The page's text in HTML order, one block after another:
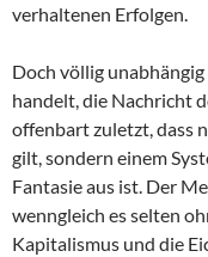
verhaltenen Erfolgen.
Doch völlig unabhängig
handelt, die Nachricht
offenbart zuletzt, dass
gilt, sondern einem
Fantasie aus ist. Der
wenngleich es selten
Kapitalismus und die